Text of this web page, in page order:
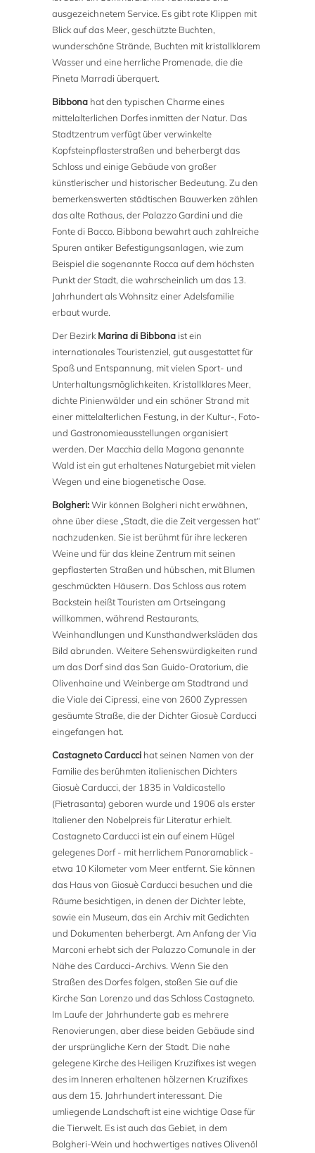
ausgezeichnetem Service. Es gibt rote Klippen mit
Blick auf das Meer, geschützte Buchten,
wunderschöne Strände, Buchten mit kristallklarem
Wasser und eine herrliche Promenade, die die
Pineta Marradi überquert.
Bibbona hat den typischen Charme eines
mittelalterlichen Dorfes inmitten der Natur. Das
Stadtzentrum verfügt über verwinkelte
Kopfsteinpflasterstraßen und beherbergt das
Schloss und einige Gebäude von großer
künstlerischer und historischer Bedeutung. Zu den
bemerkenswerten städtischen Bauwerken zählen
das alte Rathaus, der Palazzo Gardini und die
Fonte di Bacco. Bibbona bewahrt auch zahlreiche
Spuren antiker Befestigungsanlagen, wie zum
Beispiel die sogenannte Rocca auf dem höchsten
Punkt der Stadt, die wahrscheinlich um das 13.
Jahrhundert als Wohnsitz einer Adelsfamilie
erbaut wurde.
Der BezirkMarina di Bibbona ist ein
internationales Touristenziel, gut ausgestattet für
Spaß und Entspannung, mit vielen Sport- und
Unterhaltungsmöglichkeiten. Kristallklares Meer,
dichte Pinienwälder und ein schöner Strand mit
einer mittelalterlichen Festung, in der Kultur-, Foto-
und Gastronomieausstellungen organisiert
werden. Der Macchia della Magona genannte
Wald ist ein gut erhaltenes Naturgebiet mit vielen
Wegen und eine biogenetische Oase.
Bolgheri:Wir können Bolgheri nicht erwähnen,
ohne über diese „Stadt, die die Zeit vergessen hat“
nachzudenken. Sie ist berühmt für ihre leckeren
Weine und für das kleine Zentrum mit seinen
gepflasterten Straßen und hübschen, mit Blumen
geschmückten Häusern. Das Schloss aus rotem
Backstein heißt Touristen am Ortseingang
willkommen, während Restaurants,
Weinhandlungen und Kunsthandwerksläden das
Bild abrunden. Weitere Sehenswürdigkeiten rund
um das Dorf sind das San Guido-Oratorium, die
Olivenhaine und Weinberge am Stadtrand und
die Viale dei Cipressi, eine von 2600 Zypressen
gesäumte Straße, die der Dichter Giosuè Carducci
eingefangen hat.
Castagneto Carducci hat seinen Namen von der
Familie des berühmten italienischen Dichters
Giosuè Carducci, der 1835 in Valdicastello
(Pietrasanta) geboren wurde und 1906 als erster
Italiener den Nobelpreis für Literatur erhielt.
Castagneto Carducci ist ein auf einem Hügel
gelegenes Dorf - mit herrlichem Panoramablick -
etwa 10 Kilometer vom Meer entfernt. Sie können
das Haus von Giosuè Carducci besuchen und die
Räume besichtigen, in denen der Dichter lebte,
sowie ein Museum, das ein Archiv mit Gedichten
und Dokumenten beherbergt. Am Anfang der Via
Marconi erhebt sich der Palazzo Comunale in der
Nähe des Carducci-Archivs. Wenn Sie den
Straßen des Dorfes folgen, stoßen Sie auf die
Kirche San Lorenzo und das Schloss Castagneto.
Im Laufe der Jahrhunderte gab es mehrere
Renovierungen, aber diese beiden Gebäude sind
der ursprüngliche Kern der Stadt. Die nahe
gelegene Kirche des Heiligen Kruzifixes ist wegen
des im Inneren erhaltenen hölzernen Kruzifixes
aus dem 15. Jahrhundert interessant. Die
umliegende Landschaft ist eine wichtige Oase für
die Tierwelt. Es ist auch das Gebiet, in dem
Bolgheri-Wein und hochwertiges natives Olivenöl